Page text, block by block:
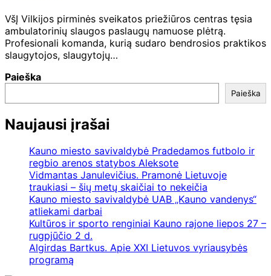
VšĮ Vilkijos pirminės sveikatos priežiūros centras tęsia
ambulatorinių slaugos paslaugų namuose plėtrą.
Profesionali komanda, kurią sudaro bendrosios praktikos
slaugytojos, slaugytojų…
Paieška
Paieška
Naujausi įrašai
Kauno miesto savivaldybė Pradedamos futbolo ir
regbio arenos statybos Aleksote
Vidmantas Janulevičius. Pramonė Lietuvoje
traukiasi – šių metų skaičiai to nekeičia
Kauno miesto savivaldybė UAB „Kauno vandenys“
atliekami darbai
Kultūros ir sporto renginiai Kauno rajone liepos 27 –
rugpjūčio 2 d.
Algirdas Bartkus. Apie XXI Lietuvos vyriausybės
programą